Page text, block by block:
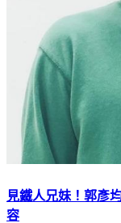
見鐵人兄妹！郭彥
容